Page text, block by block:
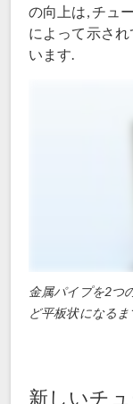
の向上は, チュ
によって示され
います.
金属パイプを2つ
ど平板状になる
新しいチ